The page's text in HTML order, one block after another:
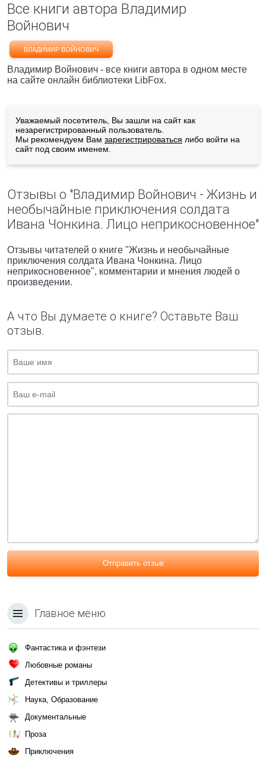
Все книги автора Владимир
Войнович
ВЛАДИМИР ВОЙНОВИЧ
Владимир Войнович - все книги автора в одном месте
на сайте онлайн библиотеки LibFox.
Уважаемый посетитель, Вы зашли на сайт как
незарегистрированный пользователь.
Мы рекомендуем Вам зарегистрироваться либо войти на
сайт под своим именем.
Отзывы о "Владимир Войнович - Жизнь и
необычайные приключения солдата
Ивана Чонкина. Лицо неприкосновенное"
Отзывы читателей о книге "Жизнь и необычайные
приключения солдата Ивана Чонкина. Лицо
неприкосновенное", комментарии и мнения людей о
произведении.
А что Вы думаете о книге? Оставьте Ваш
отзыв.
Отправить отзыв
Главное меню
Фантастика и фэнтези
Любовные романы
Детективы и триллеры
Наука, Образование
Документальные
Проза
Приключения